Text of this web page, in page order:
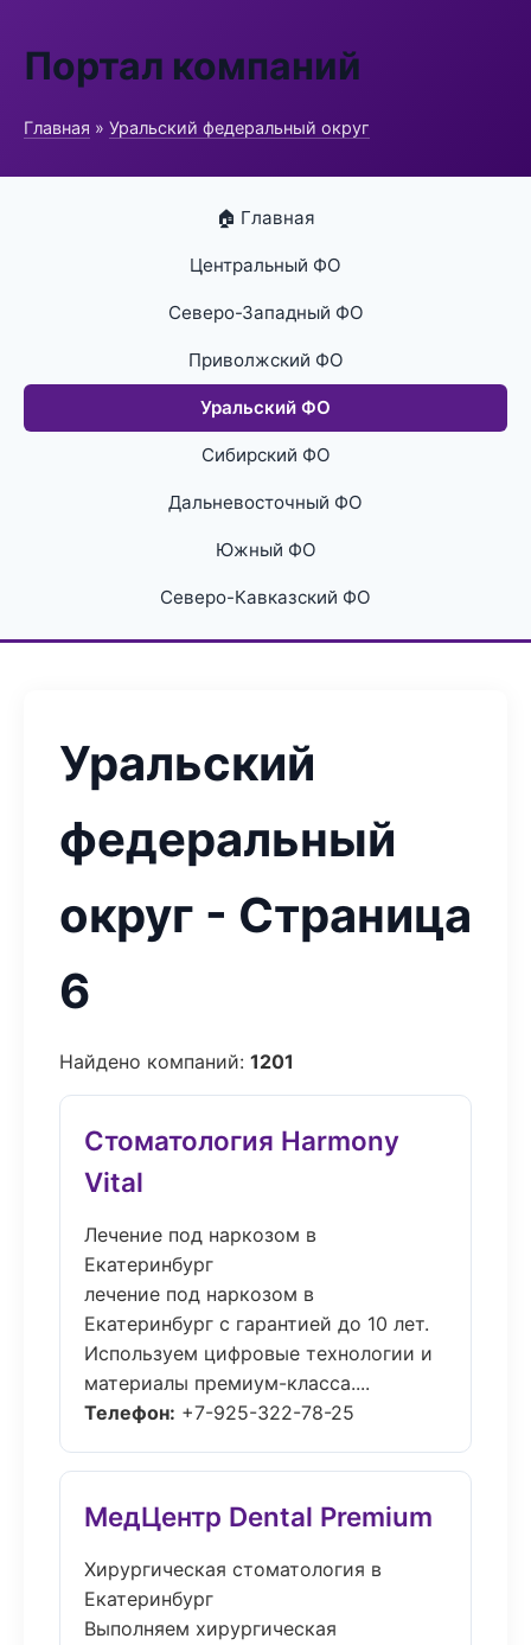
Портал компаний
Главная » Уральский федеральный округ
🏠 Главная
Центральный ФО
Северо-Западный ФО
Приволжский ФО
Уральский ФО
Сибирский ФО
Дальневосточный ФО
Южный ФО
Северо-Кавказский ФО
Уральский
федеральный
округ - Страница
6
Найдено компаний: 1201
Стоматология Harmony
Vital
Лечение под наркозом в
Екатеринбург
лечение под наркозом в
Екатеринбург с гарантией до 10 лет.
Используем цифровые технологии и
материалы премиум-класса....
Телефон: +7-925-322-78-25
МедЦентр Dental Premium
Хирургическая стоматология в
Екатеринбург
Выполняем хирургическая